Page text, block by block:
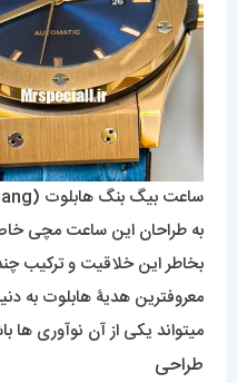
ساعت بیگ بنگ هابلوت (
به طراحان این ساعت مچی
بخاطر این خلاقیت و ترکیب
معروفترین هدیۀ هابلوت به
میتواند یکی از آن نوآوری ها
طراحی